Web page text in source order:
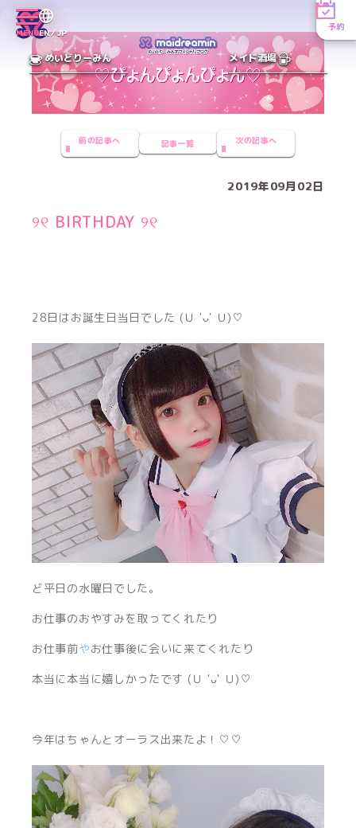
MENUEN／JP
予約
めいどりーみん メイド酒場
前の記事へ 記事一覧 次の記事へ
2019年09月02日
୨୧ BIRTHDAY ୨୧
28日はお誕生日当日でした (Ｕ 'ᴗ' Ｕ)♡
ど平日の水曜日でした。
お仕事のおやすみを取ってくれたり
お仕事前やお仕事後に会いに来てくれたり
本当に本当に嬉しかったです (Ｕ 'ᴗ' Ｕ)♡
今年はちゃんとオーラス出来たよ！♡♡